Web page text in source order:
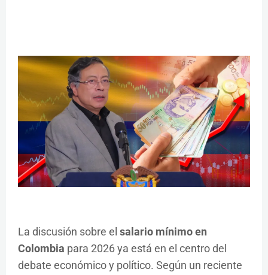
La discusión sobre el salario mínimo en
Colombia para 2026 ya está en el centro del
debate económico y político. Según un reciente